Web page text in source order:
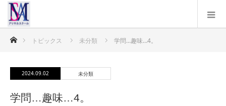
ホームトピックス 未分類 学問…趣味…4。
2024.09.02 未分類
学問…趣味…4。